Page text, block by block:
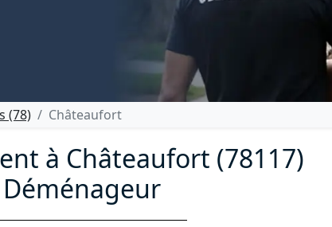
(78) Châteaufort
à Châteaufort (78117)
Déménageur